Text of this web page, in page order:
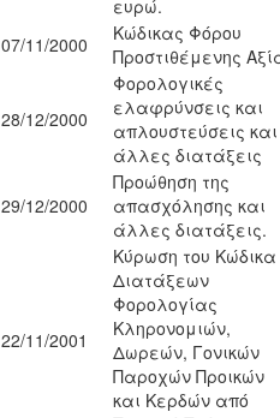
ευρώ.
07/11/2000
Κώδικας Φόρου
Προστιθέμενης
28/12/2000
Φορολογικές
ελαφρύνσεις και
απλουστεύσεις και
άλλες διατάξεις
29/12/2000
Προώθηση της
απασχόλησης και
άλλες διατάξεις.
22/11/2001
Κύρωση του Κώδικα
Διατάξεων
Φορολογίας
Κληρονομιών,
Δωρεών, Γονικών
Παροχών Προικών
και Κερδών από